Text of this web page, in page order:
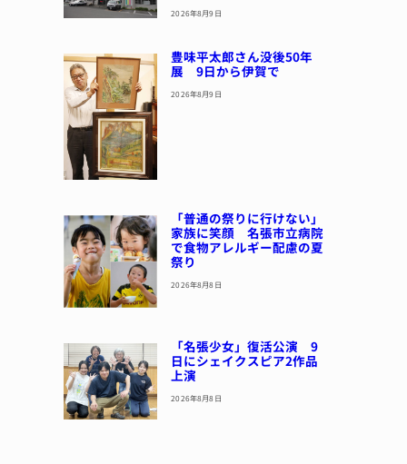
2026年8月9日
豊味平太郎さん没後50年
展 9日から伊賀で
2026年8月9日
「普通の祭りに行けない」
家族に笑顔 名張市立病院
で食物アレルギー配慮の夏
祭り
2026年8月8日
「名張少女」復活公演 9
日にシェイクスピア2作品
上演
2026年8月8日